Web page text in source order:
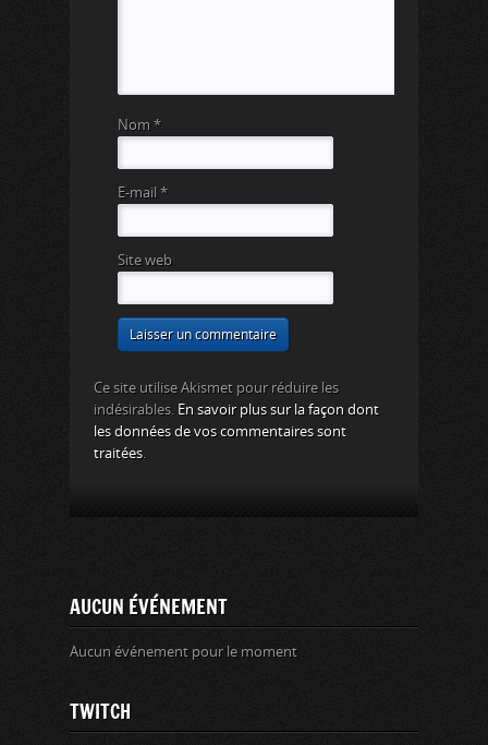
Nom *
E-mail *
Site web
Ce site utilise Akismet pour réduire les
indésirables. En savoir plus sur la façon dont
les données de vos commentaires sont
traitées
AUCUN ÉVÉNEMENT
Aucun événement pour le moment
TWITCH